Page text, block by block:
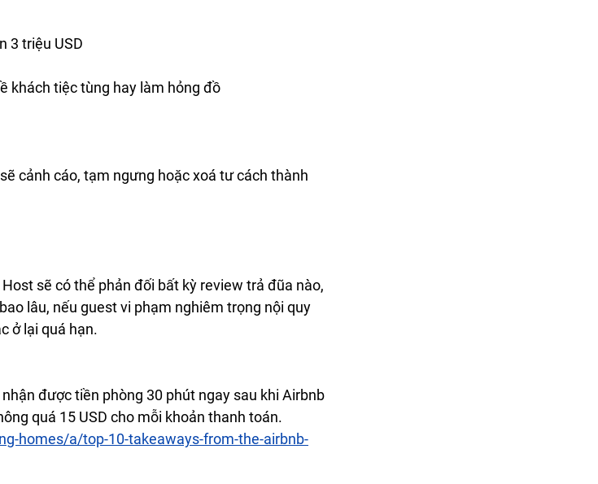
3 triệu USD
khách tiệc tùng hay làm hỏng đồ
cảnh cáo, tạm ngưng hoặc xoá tư cách thành
sẽ có thể phản đối bất kỳ review trả đũa nào,
lâu, nếu guest vi phạm nghiêm trọng nội quy
ở lại quá hạn.
được tiền phòng 30 phút ngay sau khi Airbnb
quá 15 USD cho mỗi khoản thanh toán.
homes/a/top-10-takeaways-from-the-airbnb-